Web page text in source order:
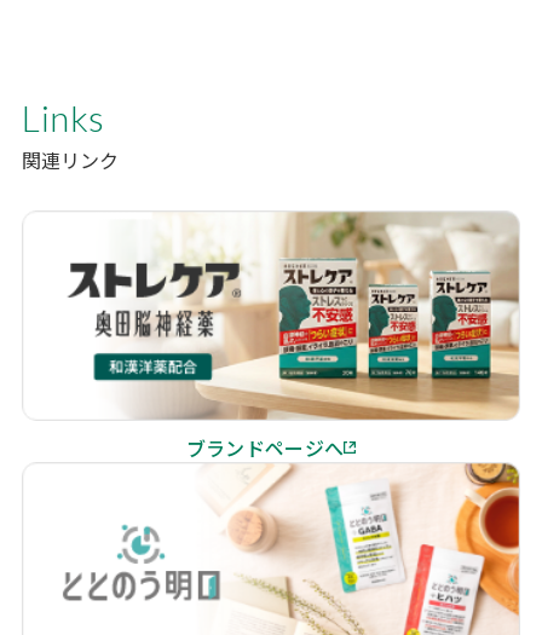
Links
関連リンク
ブランドページへ